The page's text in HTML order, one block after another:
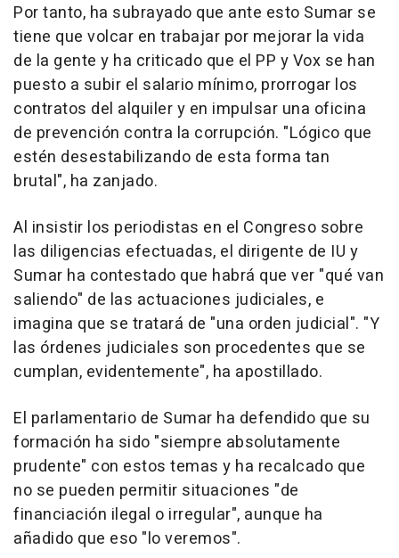
Por tanto, ha subrayado que ante esto Sumar se
tiene que volcar en trabajar por mejorar la vida
de la gente y ha criticado que el PP y Vox se han
puesto a subir el salario mínimo, prorrogar los
contratos del alquiler y en impulsar una oficina
de prevención contra la corrupción. "Lógico que
estén desestabilizando de esta forma tan
brutal", ha zanjado.
Al insistir los periodistas en el Congreso sobre
las diligencias efectuadas, el dirigente de IU y
Sumar ha contestado que habrá que ver "qué van
saliendo" de las actuaciones judiciales, e
imagina que se tratará de "una orden judicial". "Y
las órdenes judiciales son procedentes que se
cumplan, evidentemente", ha apostillado.
El parlamentario de Sumar ha defendido que su
formación ha sido "siempre absolutamente
prudente" con estos temas y ha recalcado que
no se pueden permitir situaciones "de
financiación ilegal o irregular", aunque ha
añadido que eso "lo veremos".